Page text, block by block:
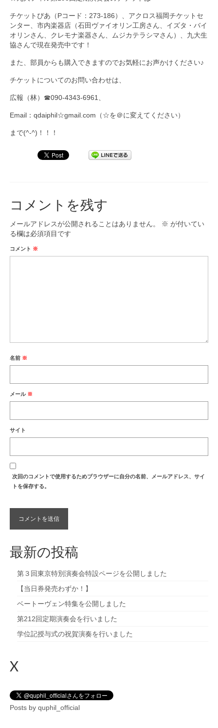
チケットぴあ（Pコード：273-186）、アクロス福岡チケットセ
ンター、市内楽器店（石田ヴァイオリン工房さん、イズタ・バイ
オリンさん、クレモナ楽器さん、ムジカテラシマさん）、九大生
協さんで現在発売中です！
また、部員からも購入できますのでお気軽にお声かけください♪
チケットについてのお問い合わせは、
広報（林）☎090-4343-6961、
Email：qdaiphil☆gmail.com（☆を＠に変えてください）
まで(^-^)！！！
コメントを残す
メールアドレスが公開されることはありません。 ※ が付いてい
る欄は必須項目です
コメント ※
名前 ※
メール ※
サイト
次回のコメントで使用するためブラウザーに自分の名前、メールアドレス、サイ
トを保存する。
最新の投稿
第３回東京特別演奏会特設ページを公開しました
【当日券発売わずか！】
ベートーヴェン特集を公開しました
第212回定期演奏会を行いました
学位記授与式の祝賀演奏を行いました
X
Posts by quphil_official